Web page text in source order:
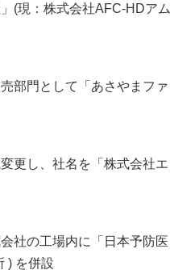
(現：株式会社AFC-HDアム
部門として「あさやまファ
更し、社名を「株式会社エ
社の工場内に「日本予防医
) を併設